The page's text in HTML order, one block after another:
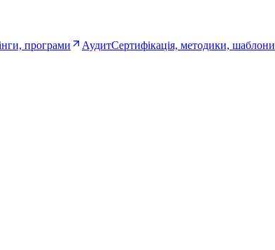
програми АудитСертифікація, методики, шаблони